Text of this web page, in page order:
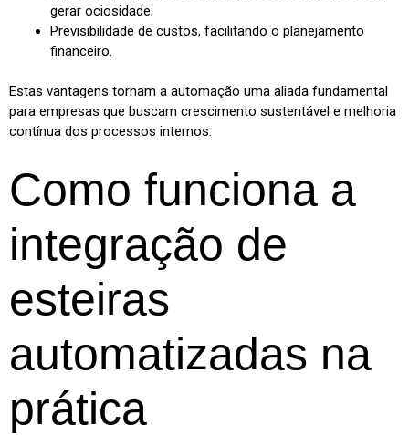
gerar ociosidade;
Previsibilidade de custos, facilitando o planejamento
financeiro.
Estas vantagens tornam a automação uma aliada fundamental
para empresas que buscam crescimento sustentável e melhoria
contínua dos processos internos.
Como funciona a
integração de
esteiras
automatizadas na
prática